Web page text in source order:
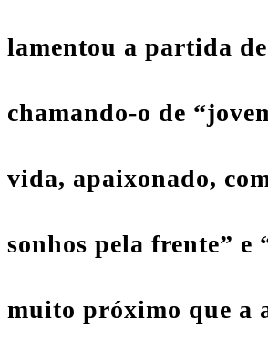
lamentou a partida
chamando-o de
vida, apaixonado,
sonhos pela frente” e
muito próximo que a